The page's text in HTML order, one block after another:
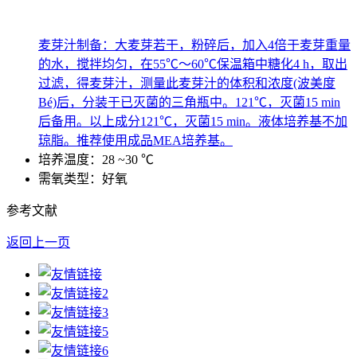
麦芽汁制备：大麦芽若干，粉碎后，加入4倍于麦芽重量
的水，搅拌均匀，在55℃～60℃保温箱中糖化4 h，取出
过滤，得麦芽汁，测量此麦芽汁的体积和浓度(波美度
Bé)后，分装于已灭菌的三角瓶中。121℃，灭菌15 min
后备用。以上成分121℃，灭菌15 min。液体培养基不加
琼脂。推荐使用成品MEA培养基。
培养温度：28 ~30 ℃
需氧类型：好氧
参考文献
返回上一页